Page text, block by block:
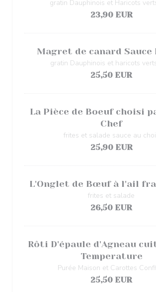
gratin Dauphinois et Haricots
23,90 EUR
Magret de canard Sauce
gratin Dauphinois et haricots
25,50 EUR
La Pièce de Boeuf choisi
Chef
frites et salade sauce au
25,90 EUR
L'Onglet de Bœuf à l'ail
frites et salade
26,50 EUR
Rôti D'épaule d'Agneau
Temperature
Purée Maison et Carottes
25,50 EUR